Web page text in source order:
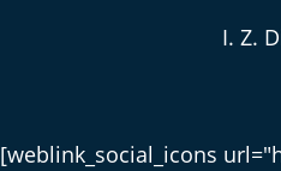
I. Z.
[weblink_social_icons